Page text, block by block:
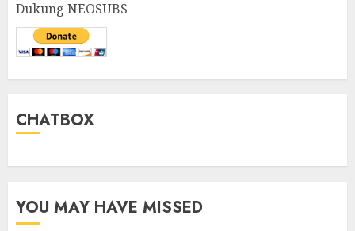
Dukung NEOSUBS
CHATBOX
YOU MAY HAVE MISSED